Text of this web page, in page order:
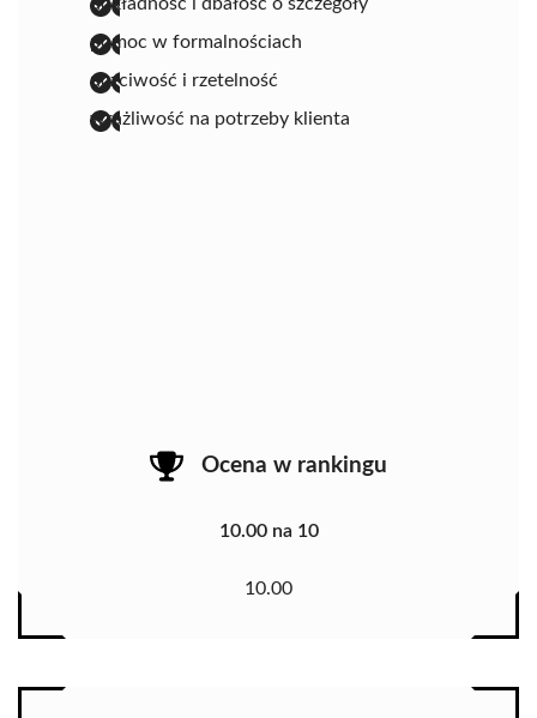
pomoc w formalnościach
uczciwość i rzetelność
wrażliwość na potrzeby klienta
Ocena w rankingu
10.00 na 10
10.00